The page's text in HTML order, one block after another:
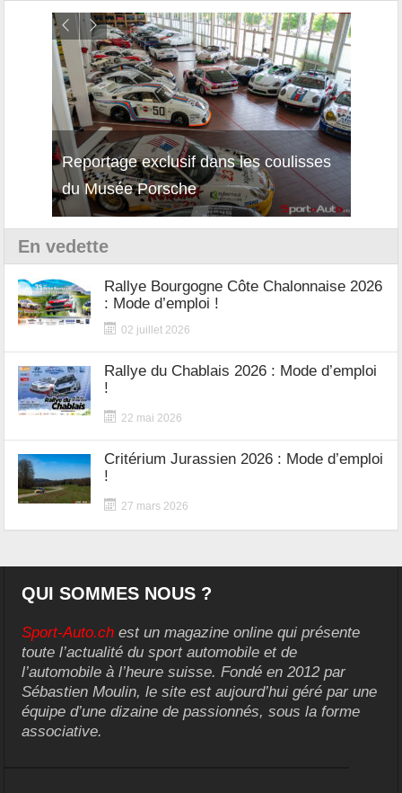
Reportage exclusif dans les coulisses
du Musée Porsche
Découverte de la nouvelle Ferrari
12Cilindri Manuale
En vedette
Rallye Bourgogne Côte Chalonnaise 2026
: Mode d’emploi !
02 juillet 2026
Rallye du Chablais 2026 : Mode d’emploi
!
22 mai 2026
Critérium Jurassien 2026 : Mode d’emploi
!
27 mars 2026
QUI SOMMES NOUS ?
Sport-Auto.ch est un magazine online qui présente
toute l’actualité du sport automobile et de
l’automobile à l’heure suisse. Fondé en 2012 par
Sébastien Moulin, le site est aujourd’hui géré par une
équipe d’une dizaine de passionnés, sous la forme
associative.